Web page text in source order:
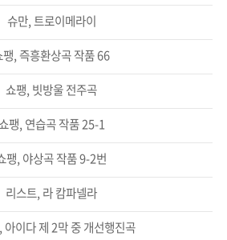
슈만, 트로이메라이
팽, 즉흥환상곡 작품 66
쇼팽, 빗방울 전주곡
팽, 연습곡 작품 25-1
팽, 야상곡 작품 9-2번
리스트, 라 캄파넬라
아이다 제 2막 중 개선행진곡